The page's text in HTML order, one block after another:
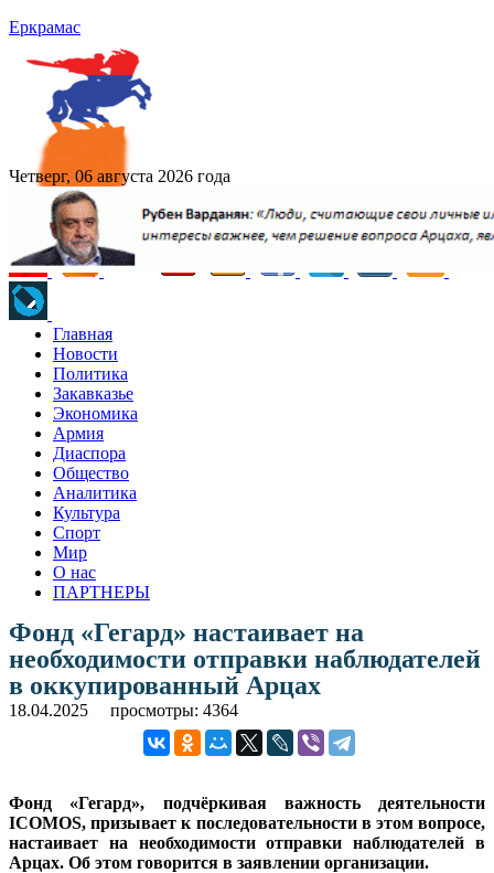
Еркрамас
Четверг, 06 августа 2026 года
Главная
Новости
Политика
Закавказье
Экономика
Армия
Диаспора
Общество
Аналитика
Культура
Спорт
Мир
О нас
ПАРТНЕРЫ
Фонд «Гегард» настаивает на
необходимости отправки наблюдателей
в оккупированный Арцах
18.04.2025 просмотры: 4364
Фонд «Гегард», подчёркивая важность деятельности
ICOMOS, призывает к последовательности в этом вопросе,
настаивает на необходимости отправки наблюдателей в
Арцах. Об этом говорится в заявлении организации.